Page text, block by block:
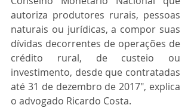
autoriza produtores rurais, pessoas
naturais ou jurídicas, a compor suas
dívidas decorrentes de operações de
crédito rural, de custeio ou
investimento, desde que contratadas
até 31 de dezembro de 2017", explica
o advogado Ricardo Costa.